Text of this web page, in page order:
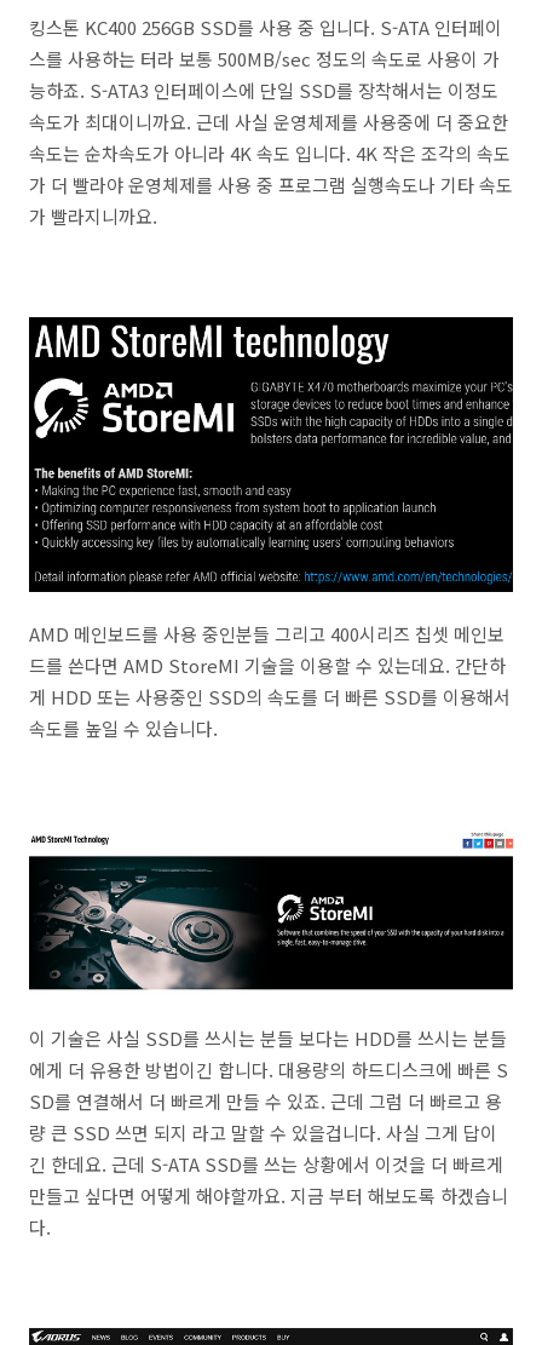
킹스톤 KC400 256GB SSD를 사용 중 입니다. S-ATA 인터페이
스를 사용하는 터라 보통 500MB/sec 정도의 속도로 사용이 가
능하죠. S-ATA3 인터페이스에 단일 SSD를 장착해서는 이정도
속도가 최대이니까요. 근데 사실 운영체제를 사용중에 더 중요한
속도는 순차속도가 아니라 4K 속도 입니다. 4K 작은 조각의 속도
가 더 빨라야 운영체제를 사용 중 프로그램 실행속도나 기타 속도
가 빨라지니까요.
AMD 메인보드를 사용 중인분들 그리고 400시리즈 칩셋 메인보
드를 쓴다면 AMD StoreMI 기술을 이용할 수 있는데요. 간단하
게 HDD 또는 사용중인 SSD의 속도를 더 빠른 SSD를 이용해서
속도를 높일 수 있습니다.
이 기술은 사실 SSD를 쓰시는 분들 보다는 HDD를 쓰시는 분들
에게 더 유용한 방법이긴 합니다. 대용량의 하드디스크에 빠른 S
SD를 연결해서 더 빠르게 만들 수 있죠. 근데 그럼 더 빠르고 용
량 큰 SSD 쓰면 되지 라고 말할 수 있을겁니다. 사실 그게 답이
긴 한데요. 근데 S-ATA SSD를 쓰는 상황에서 이것을 더 빠르게
만들고 싶다면 어떻게 해야할까요. 지금 부터 해보도록 하겠습니
다.